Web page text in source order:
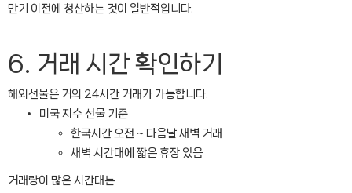
만기 이전에 청산하는 것이 일반적입니다.
6. 거래 시간 확인하기
해외선물은 거의 24시간 거래가 가능합니다.
미국 지수 선물 기준
한국시간 오전 ~ 다음날 새벽 거래
새벽 시간대에 짧은 휴장 있음
거래량이 많은 시간대는